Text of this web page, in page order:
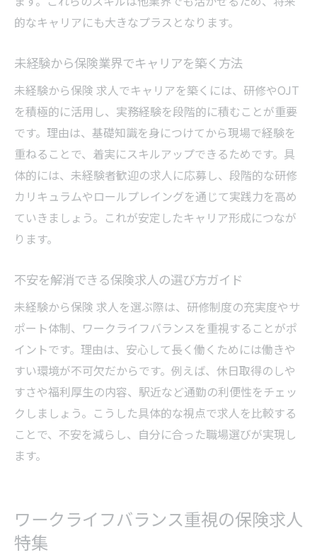
的なキャリアにも大きなプラスとなります。
未経験から保険業界でキャリアを築く方法
未経験から保険 求人でキャリアを築くには、研修やOJT
を積極的に活用し、実務経験を段階的に積むことが重要
です。理由は、基礎知識を身につけてから現場で経験を
重ねることで、着実にスキルアップできるためです。具
体的には、未経験者歓迎の求人に応募し、段階的な研修
カリキュラムやロールプレイングを通じて実践力を高め
ていきましょう。これが安定したキャリア形成につなが
ります。
不安を解消できる保険求人の選び方ガイド
未経験から保険 求人を選ぶ際は、研修制度の充実度やサ
ポート体制、ワークライフバランスを重視することがポ
イントです。理由は、安心して長く働くためには働きや
すい環境が不可欠だからです。例えば、休日取得のしや
すさや福利厚生の内容、駅近など通勤の利便性をチェッ
クしましょう。こうした具体的な視点で求人を比較する
ことで、不安を減らし、自分に合った職場選びが実現し
ます。
ワークライフバランス重視の保険求人
特集